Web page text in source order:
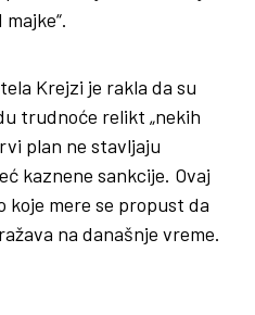
Krejzi je rakla da su
trudnoće relikt „nekih
plan ne stavljaju
kaznene sankcije. Ovaj
koje mere se propust da
na današnje vreme.